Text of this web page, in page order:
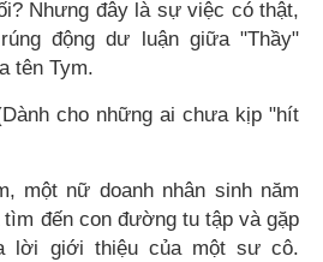
Nhưng đây là sự việc có thật,
động dư luận giữa "Thầy"
tên Tym.
cho những ai chưa kịp "hít
một nữ doanh nhân sinh năm
đến con đường tu tập và gặp
lời giới thiệu của một sư cô.